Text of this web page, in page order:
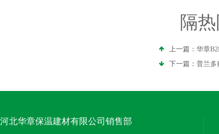
隔
上一篇： 华章
下一篇： 普兰多
河北华章保温建材有限公司销售部